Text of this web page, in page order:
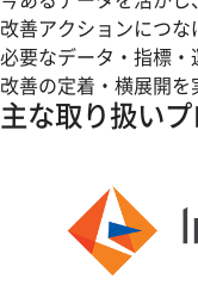
改善アクションにつな
必要なデータ・指標・
改善の定着・横展開を
主な取り扱い